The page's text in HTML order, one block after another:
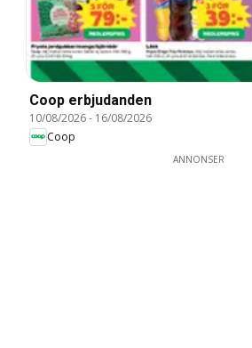
Coop erbjudanden
10/08/2026- 16/08/2026
Coop
ANNONSER